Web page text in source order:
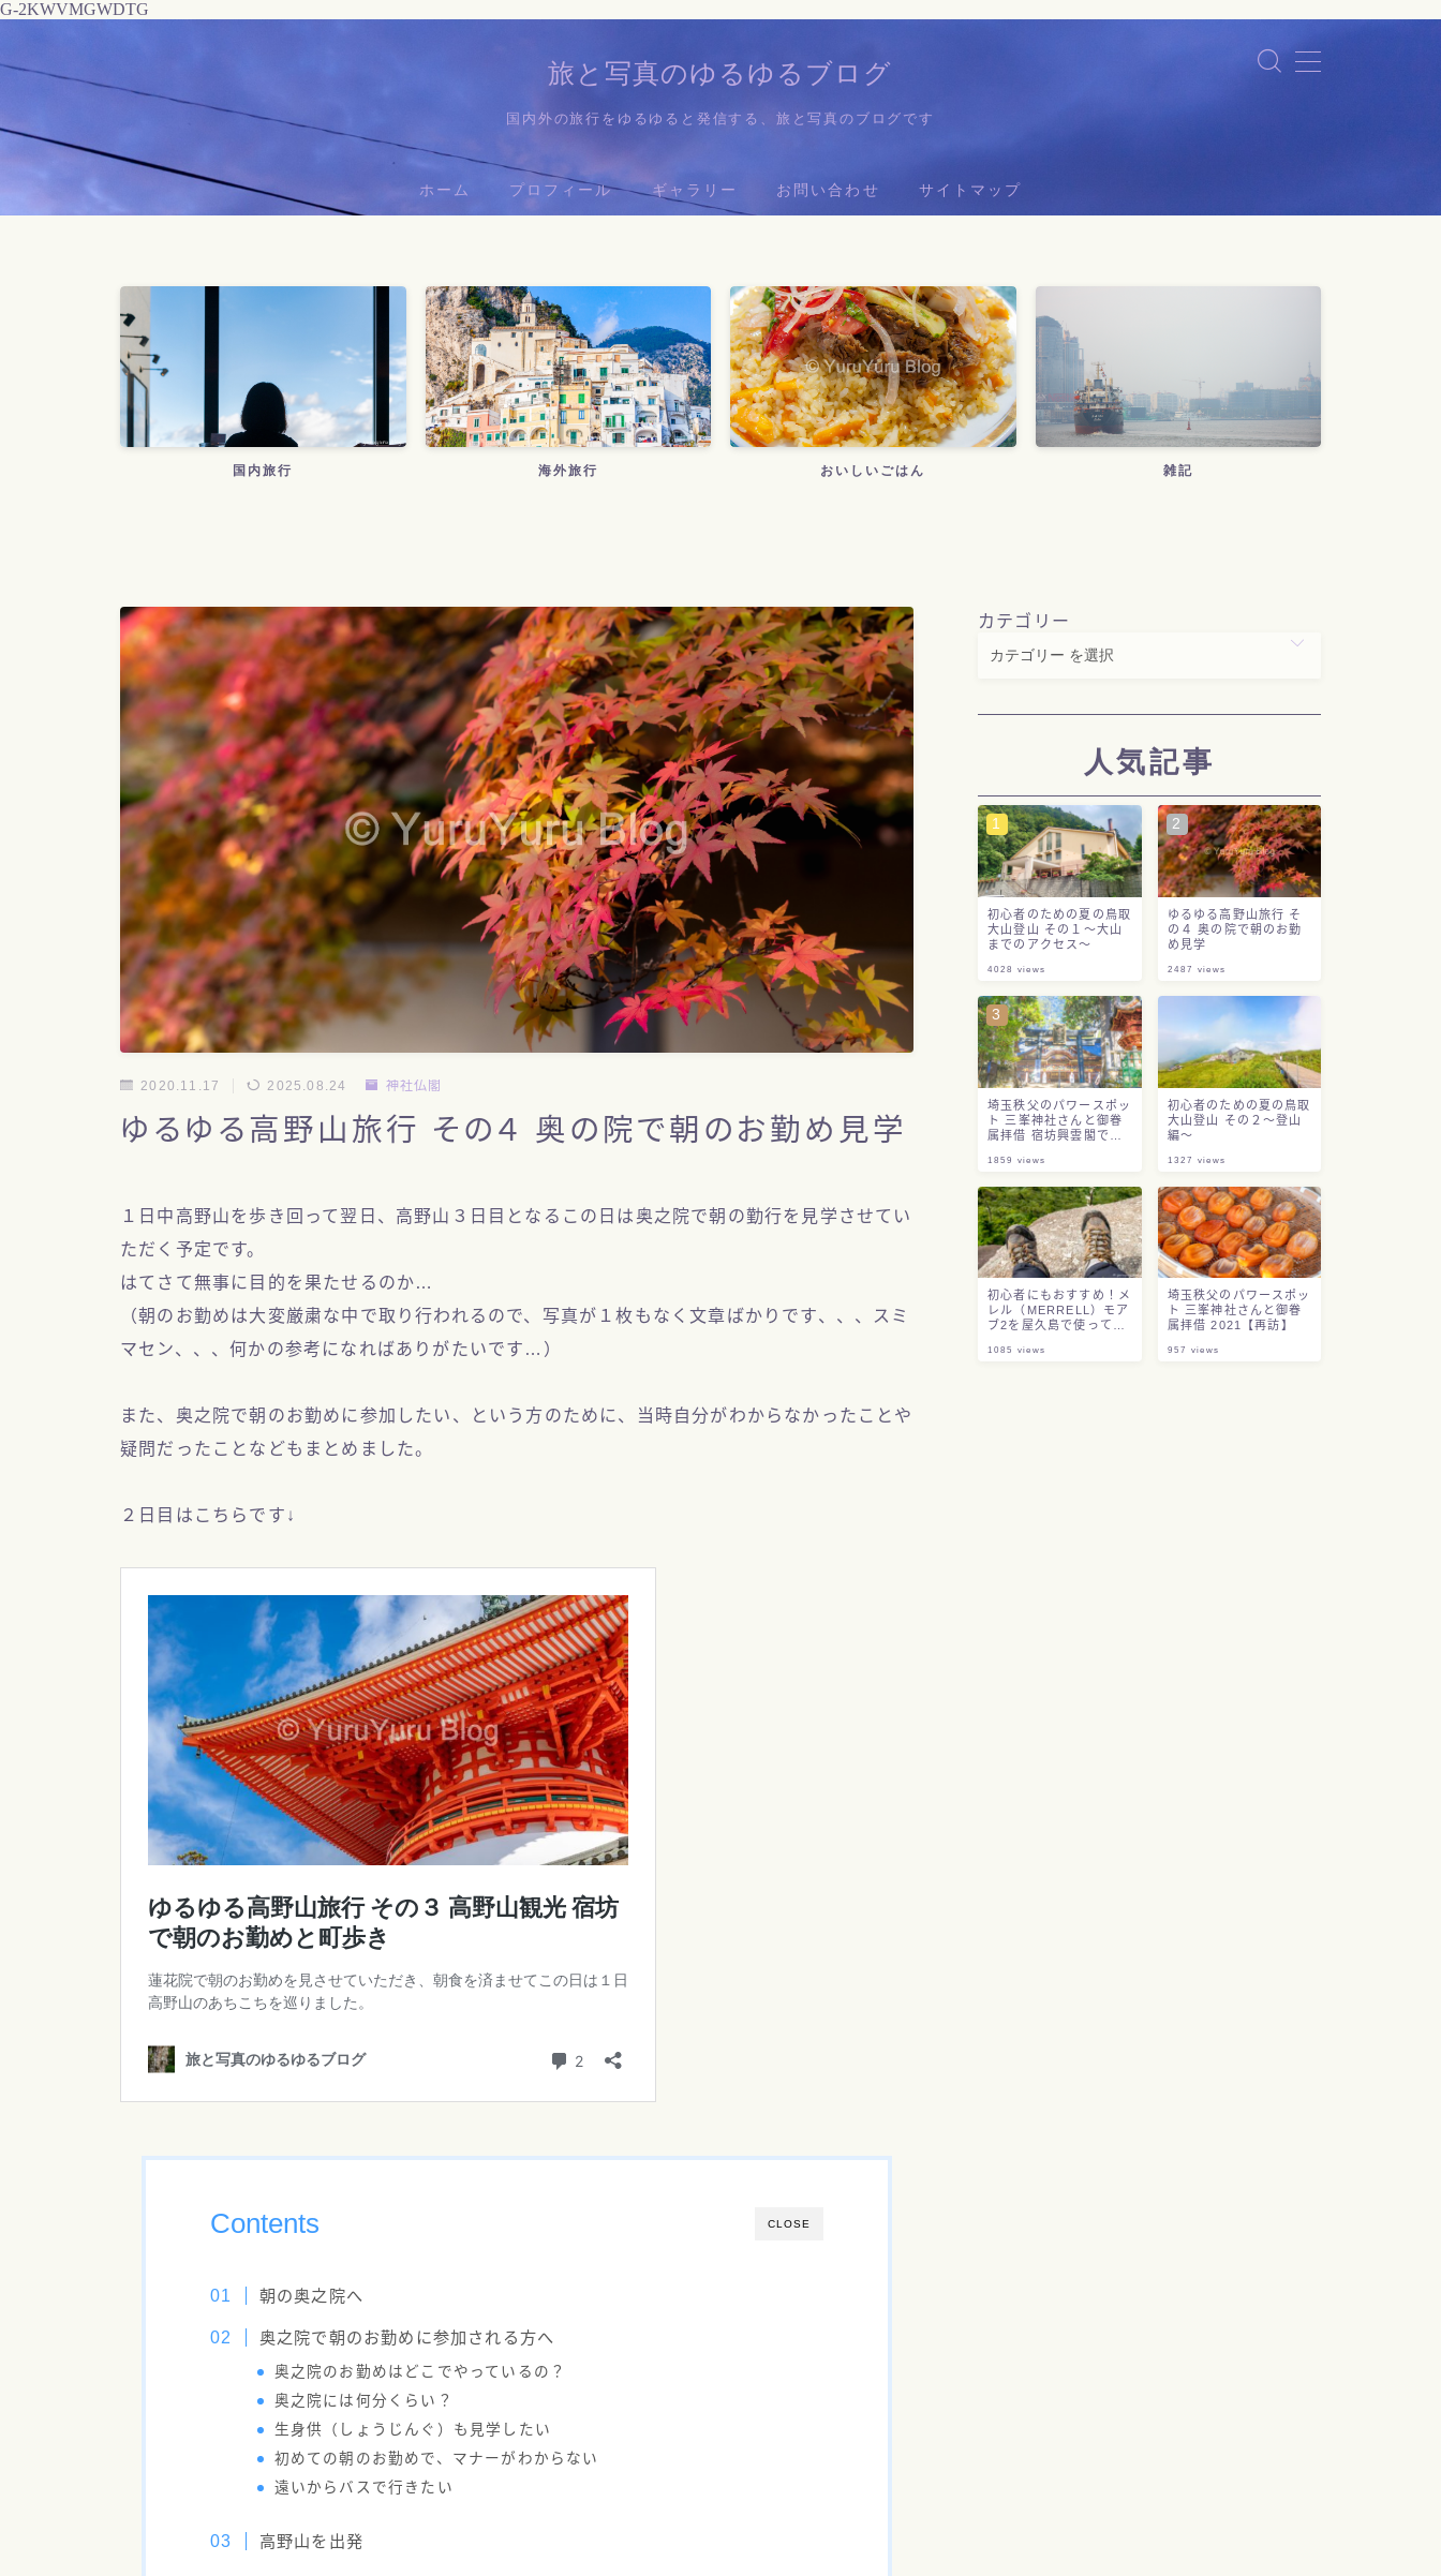
G-2KWVMGWDTG
旅と写真のゆるゆるブログ
国内外の旅行をゆるゆると発信する、旅と写真のブログです
ホーム プロフィール ギャラリー お問い合わせ
サイトマップ
ホーム
ギャラリー
お問い合わせ
サイトマップ
国内旅行 海外旅行 おいしいごはん 雑記
2020.11.17 2025.08.24 神社仏閣
ゆるゆる高野山旅行 その４ 奥の院で朝のお勤め見学
１日中高野山を歩き回って翌日、高野山３日目となるこの日は奥之院で朝の勤行を見学させてい
ただく予定です。
はてさて無事に目的を果たせるのか…
（朝のお勤めは大変厳粛な中で取り行われるので、写真が１枚もなく文章ばかりです、、、スミ
マセン、、、何かの参考になればありがたいです…）
また、奥之院で朝のお勤めに参加したい、という方のために、当時自分がわからなかったことや
疑問だったことなどもまとめました。
２日目はこちらです↓
CLOSE
Contents
朝の奥之院へ
奥之院で朝のお勤めに参加される方へ
奥之院のお勤めはどこでやっているの？
奥之院には何分くらい？
生身供（しょうじんぐ）も見学したい
初めての朝のお勤めで、マナーがわからない
遠いからバスで行きたい
高野山を出発
カテゴリー
人気記事
初心者のための夏の鳥取
大山登山 その１～大山
までのアクセス～
4028 views
ゆるゆる高野山旅行 そ
の４ 奥の院で朝のお勤
め見学
2487 views
埼玉秩父のパワースポッ
ト 三峯神社さんと御眷
属拝借 宿坊興雲閣で過
1859 views
初心者のための夏の鳥取
大山登山 その２～登山
編～
1327 views
初心者にもおすすめ！メ
レル（MERRELL）モア
ブ2を屋久島で使ってみ
1085 views
埼玉秩父のパワースポッ
ト 三峯神社さんと御眷
属拝借 2021【再訪】
957 views